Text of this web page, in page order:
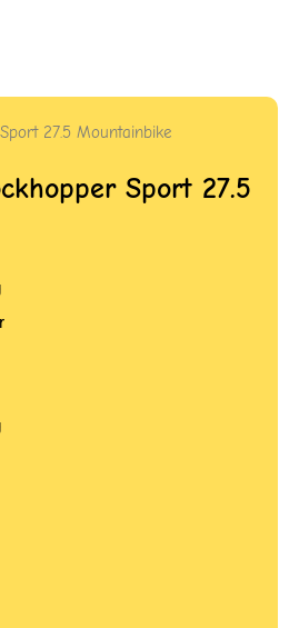
27.5 Mountainbike
Sport 27.5